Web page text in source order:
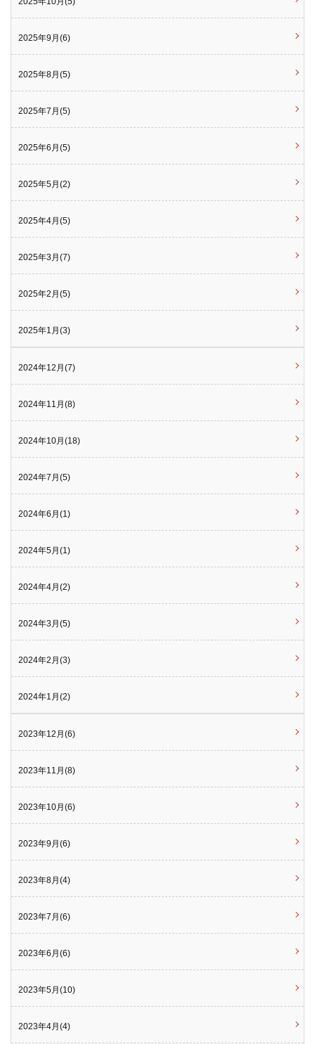
2025年9月(6)
2025年8月(5)
2025年7月(5)
2025年6月(5)
2025年5月(2)
2025年4月(5)
2025年3月(7)
2025年2月(5)
2025年1月(3)
2024年12月(7)
2024年11月(8)
2024年10月(18)
2024年7月(5)
2024年6月(1)
2024年5月(1)
2024年4月(2)
2024年3月(5)
2024年2月(3)
2024年1月(2)
2023年12月(6)
2023年11月(8)
2023年10月(6)
2023年9月(6)
2023年8月(4)
2023年7月(6)
2023年6月(6)
2023年5月(10)
2023年4月(4)